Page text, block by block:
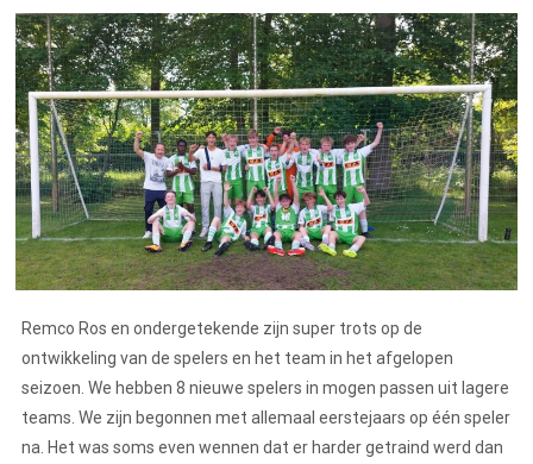
Remco Ros en ondergetekende zijn super trots op de
ontwikkeling van de spelers en het team in het afgelopen
seizoen. We hebben 8 nieuwe spelers in mogen passen uit lagere
teams. We zijn begonnen met allemaal eerstejaars op één speler
na. Het was soms even wennen dat er harder getraind werd dan